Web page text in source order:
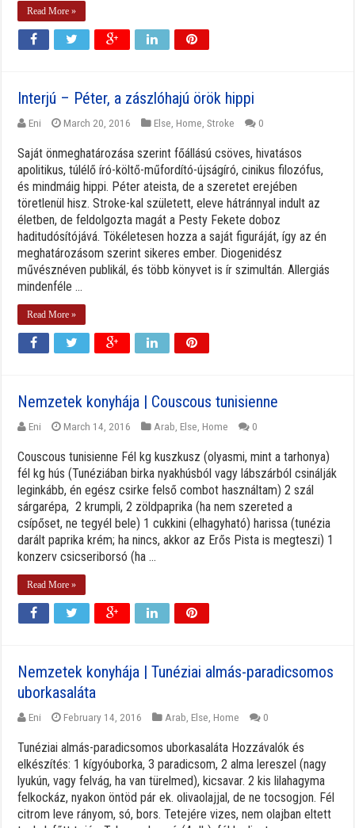
Read More »
Interjú – Péter, a zászlóhajú örök hippi
Eni March 20, 2016 Else Home ,Stroke 0
Saját önmeghatározása szerint főállású csöves, hivatásos
apolitikus, túlélő író-költő-műfordító-újságíró, cinikus filozófus,
és mindmáig hippi. Péter ateista, de a szeretet erejében
töretlenül hisz. Stroke-kal született, eleve hátránnyal indult az
életben, de feldolgozta magát a Pesty Fekete doboz
haditudósítójává. Tökéletesen hozza a saját figuráját, így az én
meghatározásom szerint sikeres ember. Diogenidész
művésznéven publikál, és több könyvet is ír szimultán. Allergiás
mindenféle ...
Read More »
Nemzetek konyhája | Couscous tunisienne
Eni March 14, 2016 Arab Else Home 0
Couscous tunisienne Fél kg kuszkusz (olyasmi, mint a tarhonya)
fél kg hús (Tunéziában birka nyakhúsból vagy lábszárból csinálják
leginkább, én egész csirke felső combot használtam) 2 szál
sárgarépa, 2 krumpli, 2 zöldpaprika (ha nem szereted a
csípőset, ne tegyél bele) 1 cukkini (elhagyható) harissa (tunézia
darált paprika krém; ha nincs, akkor az Erős Pista is megteszi) 1
konzerv csicseriborsó (ha ...
Read More »
Nemzetek konyhája | Tunéziai almás-paradicsomos
uborkasaláta
Eni February 14, 2016 Arab Else Home 0
Tunéziai almás-paradicsomos uborkasaláta Hozzávalók és
elkészítés: 1 kígyóuborka, 3 paradicsom, 2 alma lereszel (nagy
lyukún, vagy felvág, ha van türelmed), kicsavar. 2 kis lilahagyma
felkockáz, nyakon öntöd pár ek. olivaolajjal, de ne tocsogjon. Fél
citrom leve rányom, só, bors. Tetejére vizes, nem olajban eltett